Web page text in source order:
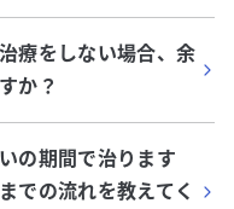
療をしない場合、余
か？
の期間で治ります
での流れを教えてく